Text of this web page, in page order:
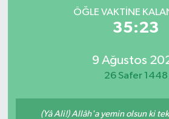
ÖĞLE VAKTINE
35:23
9 Ağustos
26 Safer 1448
(Yâ Ali!) Allâh'a yemin olsun ki
Son Dakika Haberleri